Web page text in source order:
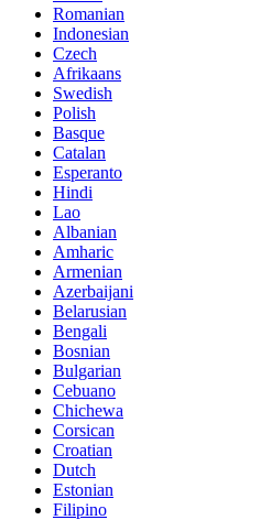
Romanian
Indonesian
Czech
Afrikaans
Swedish
Polish
Basque
Catalan
Esperanto
Hindi
Lao
Albanian
Amharic
Armenian
Azerbaijani
Belarusian
Bengali
Bosnian
Bulgarian
Cebuano
Chichewa
Corsican
Croatian
Dutch
Estonian
Filipino